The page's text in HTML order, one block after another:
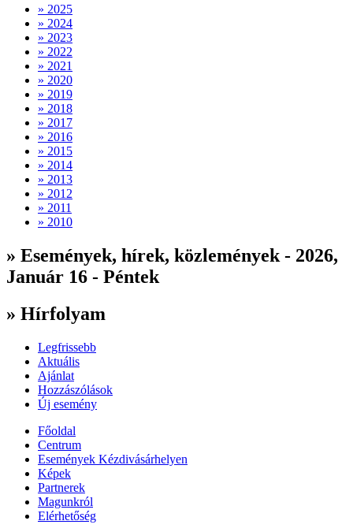
» 2025
» 2024
» 2023
» 2022
» 2021
» 2020
» 2019
» 2018
» 2017
» 2016
» 2015
» 2014
» 2013
» 2012
» 2011
» 2010
» Események, hírek, közlemények - 2026,
Január 16 - Péntek
» Hírfolyam
Legfrissebb
Aktuális
Ajánlat
Hozzászólások
Új esemény
Főoldal
Centrum
Események Kézdivásárhelyen
Képek
Partnerek
Magunkról
Elérhetőség